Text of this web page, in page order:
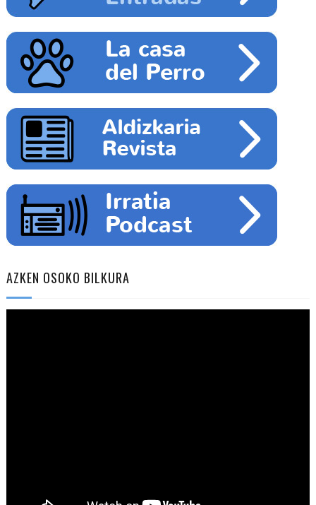
AZKEN OSOKO BILKURA